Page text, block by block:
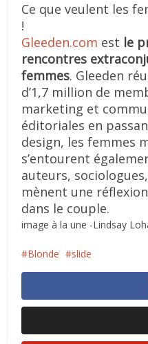
Ce que veulent les
!
Gleeden.com est le
rencontres
femmes. Gleeden
d’1,7 million de
marketing et
éditoriales en
design, les femmes
s’entourent
auteurs,
mènent une
dans le couple.
image à la une -Lindsay
Blonde slide